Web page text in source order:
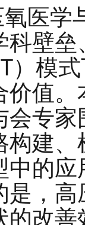
医学
科壁
）模
价值
会专
构建
中的
是，
的改